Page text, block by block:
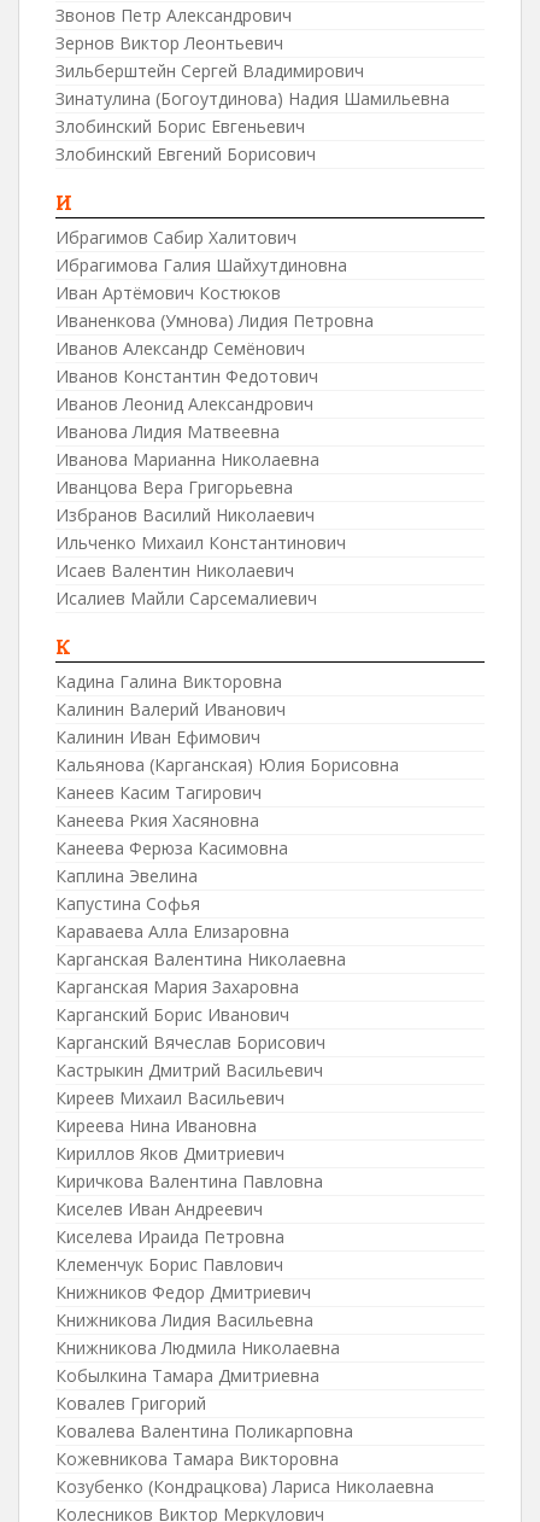
Звонов Петр Александрович
Зернов Виктор Леонтьевич
Зильберштейн Сергей Владимирович
Зинатулина (Богоутдинова) Надия Шамильевна
Злобинский Борис Евгеньевич
Злобинский Евгений Борисович
И
Ибрагимов Сабир Халитович
Ибрагимова Галия Шайхутдиновна
Иван Артёмович Костюков
Иваненкова (Умнова) Лидия Петровна
Иванов Александр Семёнович
Иванов Константин Федотович
Иванов Леонид Александрович
Иванова Лидия Матвеевна
Иванова Марианна Николаевна
Иванцова Вера Григорьевна
Избранов Василий Николаевич
Ильченко Михаил Константинович
Исаев Валентин Николаевич
Исалиев Майли Сарсемалиевич
К
Кадина Галина Викторовна
Калинин Валерий Иванович
Калинин Иван Ефимович
Кальянова (Карганская) Юлия Борисовна
Канеев Касим Тагирович
Канеева Ркия Хасяновна
Канеева Ферюза Касимовна
Каплина Эвелина
Капустина Софья
Караваева Алла Елизаровна
Карганская Валентина Николаевна
Карганская Мария Захаровна
Карганский Борис Иванович
Карганский Вячеслав Борисович
Кастрыкин Дмитрий Васильевич
Киреев Михаил Васильевич
Киреева Нина Ивановна
Кириллов Яков Дмитриевич
Киричкова Валентина Павловна
Киселев Иван Андреевич
Киселева Ираида Петровна
Клеменчук Борис Павлович
Книжников Федор Дмитриевич
Книжникова Лидия Васильевна
Книжникова Людмила Николаевна
Кобылкина Тамара Дмитриевна
Ковалев Григорий
Ковалева Валентина Поликарповна
Кожевникова Тамара Викторовна
Козубенко (Кондрацкова) Лариса Николаевна
Колесников Виктор Меркулович